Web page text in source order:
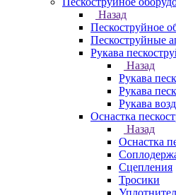
Назад
Пескоструйное
Пескоструйные
Рукава
Назад
Рукава
Рукава
Рукава
Оснастка
Назад
Оснастка
Сцепления
Тросики